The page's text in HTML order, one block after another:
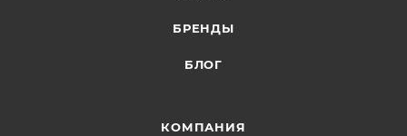
БРЕНДЫ
БЛОГ
КОМПАНИЯ